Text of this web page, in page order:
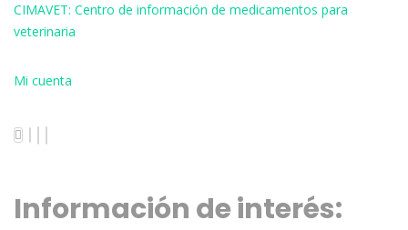
CIMAVET: Centro de información de medicamentos para
veterinaria
Mi cuenta
Información de interés: